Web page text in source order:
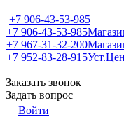
+7 906-43-53-985
+7 906-43-53-985
+7 967-31-32-200
+7 952-83-28-915
Заказать звонок
Задать вопрос
Войти